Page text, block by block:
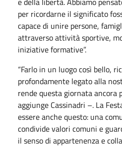
per ricordarne il significato
capace di unire persone,
attraverso attività sportive,
iniziative formative”.
“Farlo in un luogo così bello,
profondamente legato alla
rende questa giornata ancora
aggiunge Cassinadri –. La
essere anche questo: una
condivide valori comuni e
il senso di appartenenza e